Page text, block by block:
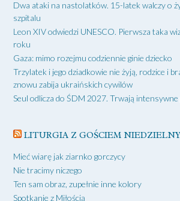
Dwa ataki na nastolatków. 15-latek walczy o
szpitalu
Leon XIV odwiedzi UNESCO. Pierwsza taka
roku
Gaza: mimo rozejmu codziennie ginie dziecko
Trzylatek i jego dziadkowie nie żyją, rodzice i
znowu zabija ukraińskich cywilów
Seul odlicza do ŚDM 2027. Trwają
LITURGIA Z GOŚCIEM
Mieć wiarę jak ziarnko gorczycy
Nie tracimy niczego
Ten sam obraz, zupełnie inne kolory
Spotkanie z Miłością